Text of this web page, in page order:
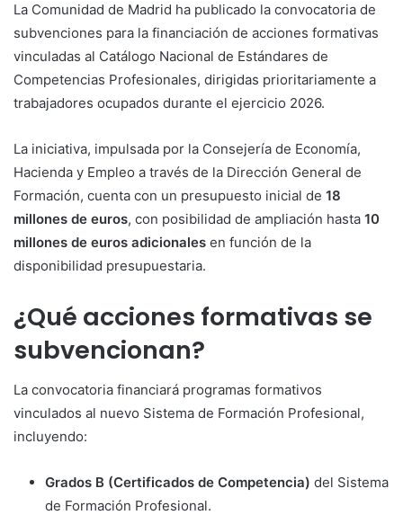
La Comunidad de Madrid ha publicado la convocatoria de
subvenciones para la financiación de acciones formativas
vinculadas al Catálogo Nacional de Estándares de
Competencias Profesionales, dirigidas prioritariamente a
trabajadores ocupados durante el ejercicio 2026.
La iniciativa, impulsada por la Consejería de Economía,
Hacienda y Empleo a través de la Dirección General de
Formación, cuenta con un presupuesto inicial de 18
millones de euros, con posibilidad de ampliación hasta 10
millones de euros adicionales en función de la
disponibilidad presupuestaria.
¿Qué acciones formativas se
subvencionan?
La convocatoria financiará programas formativos
vinculados al nuevo Sistema de Formación Profesional,
incluyendo:
Grados B (Certificados de Competencia) del Sistema
de Formación Profesional.